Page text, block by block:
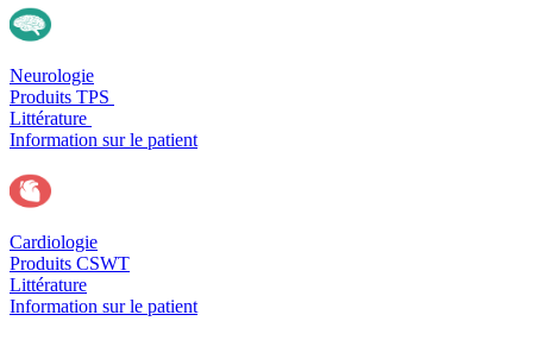
Neurologie
Produits TPS
Littérature
Information sur le patient
Cardiologie
Produits CSWT
Littérature
Information sur le patient